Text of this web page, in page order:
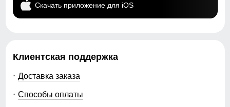
Скачать приложение для iOS
Клиентская поддержка
Доставка заказа
Способы оплаты